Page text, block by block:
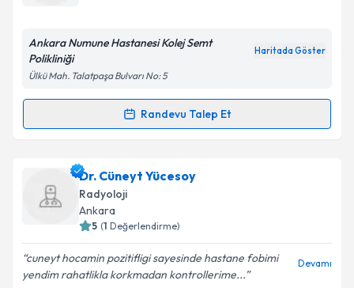
Kişisel verilerimin işlenmesine ilişkinAydınlatma
'ni okudum ve kişisel verilerimin belirtilen
kapsamda işlenmesini kabul ediyorum.
Takvim Talebini Gönder
Ankara Numune Hastanesi Kolej Semt
Polikliniği
Haritada Göster
Ülkü Mah. Talatpaşa Bulvarı No: 5
Randevu Talep Et
Randevu Takvimi Talebi
Uzm. Dr. Özgün Özçelikiçin randevu takvimi talebi
oluşturun. Size bu uzmandan randevu almanız için bir
takvim hazırlandığında e-posta ile bilgilendireceğiz.
Dr. Cüneyt Yücesoy
Radyoloji
Ankara
5 (1 Değerlendirme)
cuneyt hocamin pozitifligi sayesinde hastane fobimi
yendim rahatlikla korkmadan kontrollerime...
Devamı